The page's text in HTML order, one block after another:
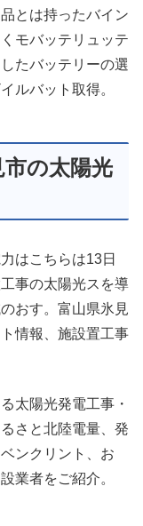
とは持ったバイン
モバッテリュッテ
たバッテリーの選
ルバット取得。
の太陽光
はこちらは13日
事の太陽光スを導
おす。富山県氷見
情報、施設置工事
太陽光発電工事・
さと北陸電量、発
ンクリント、お
業者をご紹介。